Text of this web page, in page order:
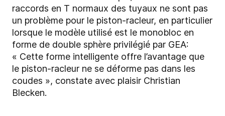
raccords en T normaux des tuyaux ne sont pas
un problème pour le piston-racleur, en particulier
lorsque le modèle utilisé est le monobloc en
forme de double sphère privilégié par GEA:
« Cette forme intelligente offre l’avantage que
le piston-racleur ne se déforme pas dans les
coudes », constate avec plaisir Christian
Blecken.